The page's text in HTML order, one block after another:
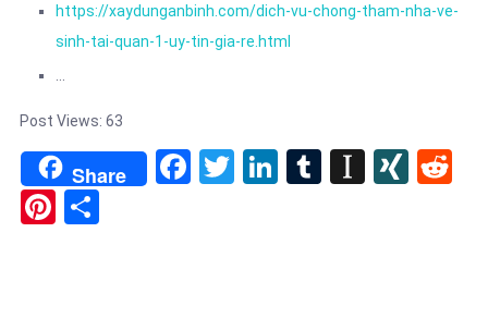
https://xaydunganbinh.com/dich-vu-chong-tham-nha-ve-
sinh-tai-quan-1-uy-tin-gia-re.html
Post Views: 63
Share Facebook
TwitterLinkedIn
Tumblr
Pinterest